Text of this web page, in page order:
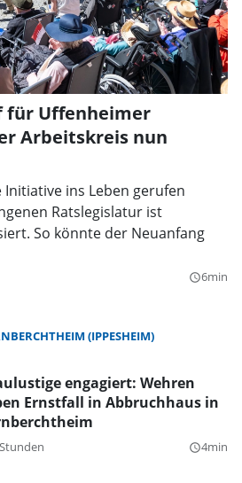
für Uffenheimer
Arbeitskreis nun
Initiative ins Leben gerufen
Ratslegislatur ist
So könnte der Neuanfang
query_builder6min
(IPPESHEIM)
engagiert: Wehren
Ernstfall in Abbruchhaus in
query_builder4min